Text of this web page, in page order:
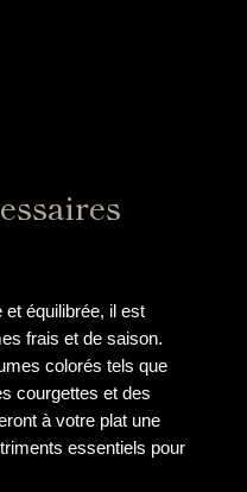
équilibrée, il est
frais et de saison.
colorés tels que
courgettes et des
à votre plat une
essentiels pour